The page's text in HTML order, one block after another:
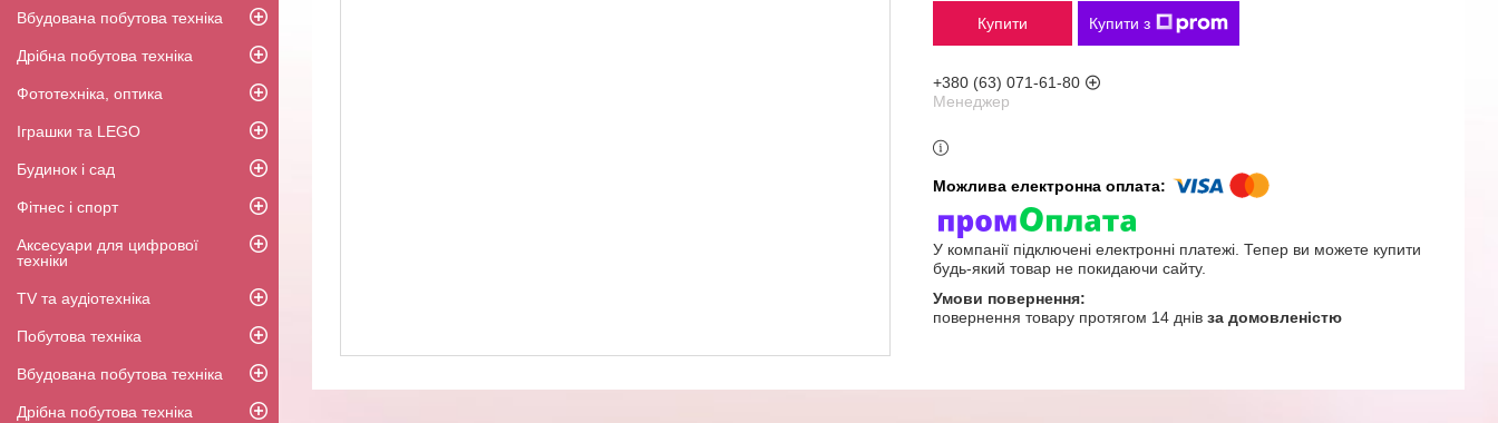
Купити Купити з
+380 (63) 071-61-80
Менеджер
У компанії підключені електронні платежі. Тепер ви можете купити
будь-який товар не покидаючи сайту.
повернення товару протягом 14 днів за домовленістю
Вбудована побутова техніка
Дрібна побутова техніка
Фототехніка, оптика
Іграшки та LEGO
Будинок і сад
Фітнес і спорт
Аксесуари для цифрової
техніки
TV та аудіотехніка
Побутова техніка
Вбудована побутова техніка
Дрібна побутова техніка